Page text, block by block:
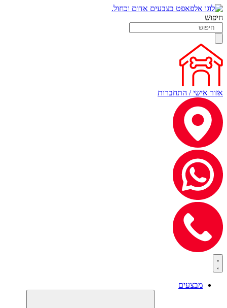
חיפוש
אזור אישי / התחברות
מבצעים